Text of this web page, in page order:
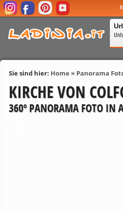
Sie sind hier: Home » Panorama
KIRCHE VON
360º PANORAMA FOTO IN